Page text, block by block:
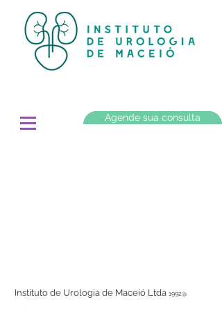
Agende sua consulta
Instituto de Urologia de Maceió Ltda 1992@